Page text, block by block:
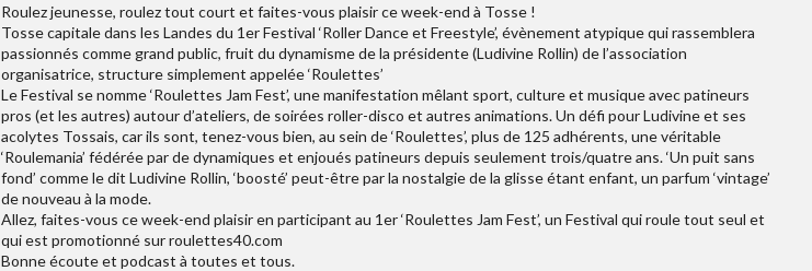
Roulez jeunesse, roulez tout court et faites-vous plaisir ce week-end à Tosse !
Tosse capitale dans les Landes du 1er Festival ‘Roller Dance et Freestyle’, évènement atypique qui rassemblera
passionnés comme grand public, fruit du dynamisme de la présidente (Ludivine Rollin) de l’association
organisatrice, structure simplement appelée ‘Roulettes’
Le Festival se nomme ‘Roulettes Jam Fest’, une manifestation mêlant sport, culture et musique avec patineurs
pros (et les autres) autour d’ateliers, de soirées roller-disco et autres animations. Un défi pour Ludivine et ses
acolytes Tossais, car ils sont, tenez-vous bien, au sein de ‘Roulettes’, plus de 125 adhérents, une véritable
‘Roulemania’ fédérée par de dynamiques et enjoués patineurs depuis seulement trois/quatre ans. ‘Un puit sans
fond’ comme le dit Ludivine Rollin, ‘boosté’ peut-être par la nostalgie de la glisse étant enfant, un parfum ‘vintage’
de nouveau à la mode.
Allez, faites-vous ce week-end plaisir en participant au 1er ‘Roulettes Jam Fest’, un Festival qui roule tout seul et
qui est promotionné sur roulettes40.com
Bonne écoute et podcast à toutes et tous.